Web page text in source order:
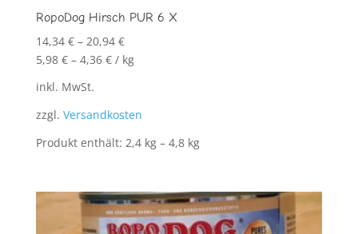
RopoDog Hirsch PUR 6 X
14,34 €– 20,94 €
5,98 €– 4,36 €/ kg
inkl. MwSt.
zzgl. Versandkosten
Produkt enthält: 2,4 kg– 4,8 kg